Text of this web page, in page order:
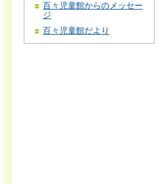
百々児童館からのメッセー
ジ
百々児童館だより